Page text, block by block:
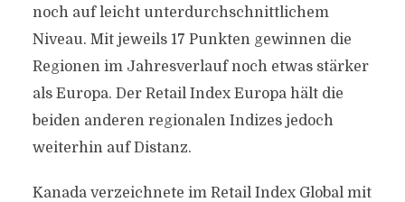
noch auf leicht unterdurchschnittlichem
Niveau. Mit jeweils 17 Punkten gewinnen die
Regionen im Jahresverlauf noch etwas stärker
als Europa. Der Retail Index Europa hält die
beiden anderen regionalen Indizes jedoch
weiterhin auf Distanz.
Kanada verzeichnete im Retail Index Global mit